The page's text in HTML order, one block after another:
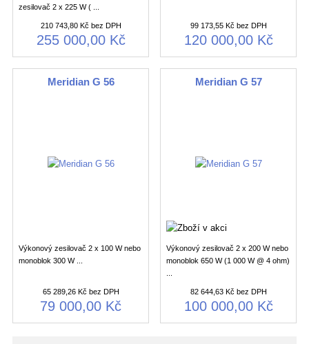
zesilovač 2 x 225 W ( ...
210 743,80 Kč bez DPH
255 000,00 Kč
99 173,55 Kč bez DPH
120 000,00 Kč
Meridian G 56
Výkonový zesilovač 2 x 100 W nebo
monoblok 300 W ...
65 289,26 Kč bez DPH
79 000,00 Kč
Meridian G 57
Výkonový zesilovač 2 x 200 W nebo
monoblok 650 W (1 000 W @ 4 ohm)
82 644,63 Kč bez DPH
100 000,00 Kč